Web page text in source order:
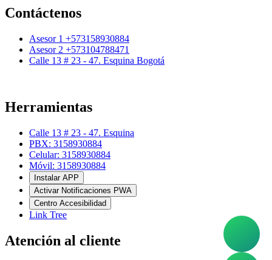
Contáctenos
Asesor 1 +573158930884
Asesor 2 +573104788471
Calle 13 # 23 - 47. Esquina Bogotá
Herramientas
Calle 13 # 23 - 47. Esquina
PBX: 3158930884
Celular: 3158930884
Móvil: 3158930884
Instalar APP
Activar Notificaciones PWA
Centro Accesibilidad
Link Tree
Atención al cliente